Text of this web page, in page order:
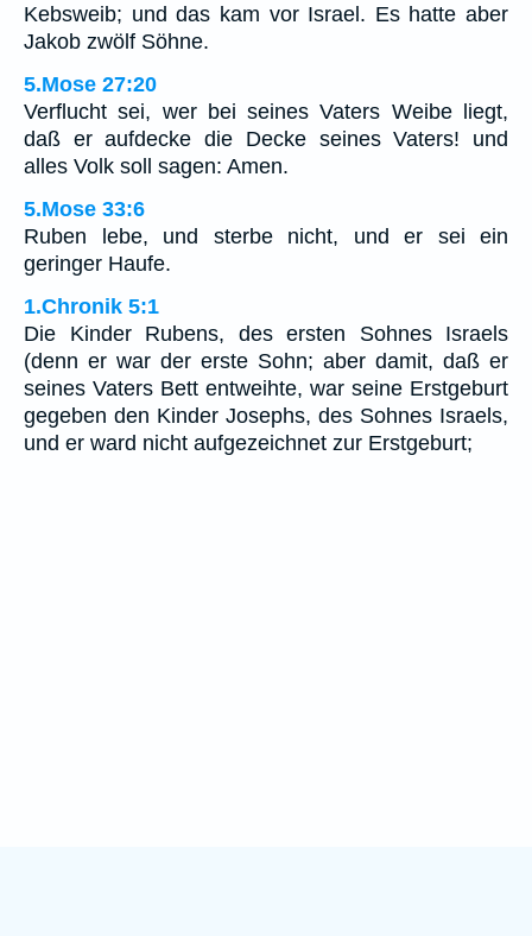
Kebsweib; und das kam vor Israel. Es hatte aber
Jakob zwölf Söhne.
5.Mose 27:20
Verflucht sei, wer bei seines Vaters Weibe liegt,
daß er aufdecke die Decke seines Vaters! und
alles Volk soll sagen: Amen.
5.Mose 33:6
Ruben lebe, und sterbe nicht, und er sei ein
geringer Haufe.
1.Chronik 5:1
Die Kinder Rubens, des ersten Sohnes Israels
(denn er war der erste Sohn; aber damit, daß er
seines Vaters Bett entweihte, war seine Erstgeburt
gegeben den Kinder Josephs, des Sohnes Israels,
und er ward nicht aufgezeichnet zur Erstgeburt;